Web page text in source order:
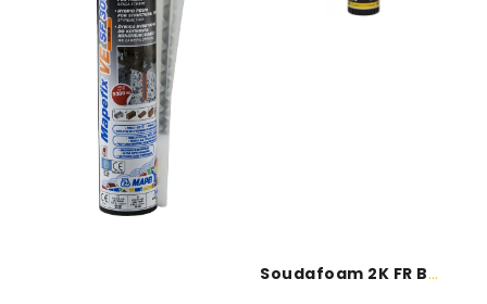
Soudal
Soudafoam 2K FR B2 - Soudal